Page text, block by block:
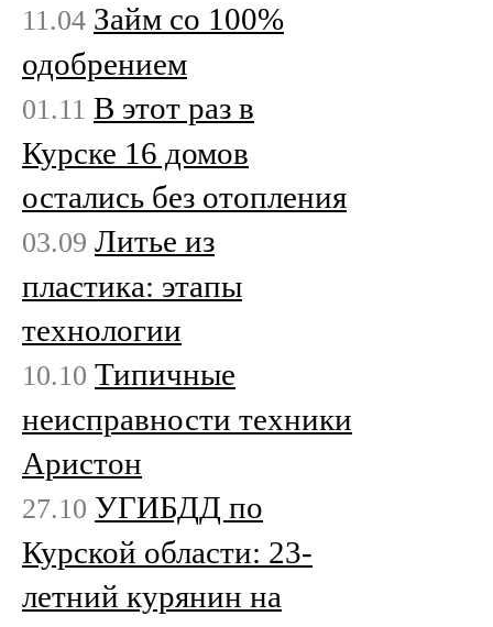
11.04 Займ со 100%
одобрением
01.11 В этот раз в
Курске 16 домов
остались без отопления
03.09 Литье из
пластика: этапы
технологии
10.10 Типичные
неисправности техники
Аристон
27.10 УГИБДД по
Курской области: 23-
летний курянин на